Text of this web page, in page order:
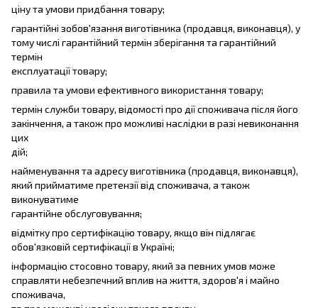
ціну та умови придбання товару;
гарантійні зобов'язання виготівника (продавця, виконавця), у
тому числі гарантійний термін зберігання та гарантійний
термін
експлуатації товару;
правила та умови ефективного використання товару;
термін служби товару, відомості про дії споживача після його
закінчення, а також про можливі наслідки в разі невиконання
цих
дій;
найменування та адресу виготівника (продавця, виконавця),
який прийматиме претензії від споживача, а також
виконуватиме
гарантійне обслуговування;
відмітку про сертифікацію товару, якщо він підлягає
обов'язковій сертифікації в Україні;
інформацію стосовно товару, який за певних умов може
справляти небезпечний вплив на життя, здоров'я і майно
споживача,